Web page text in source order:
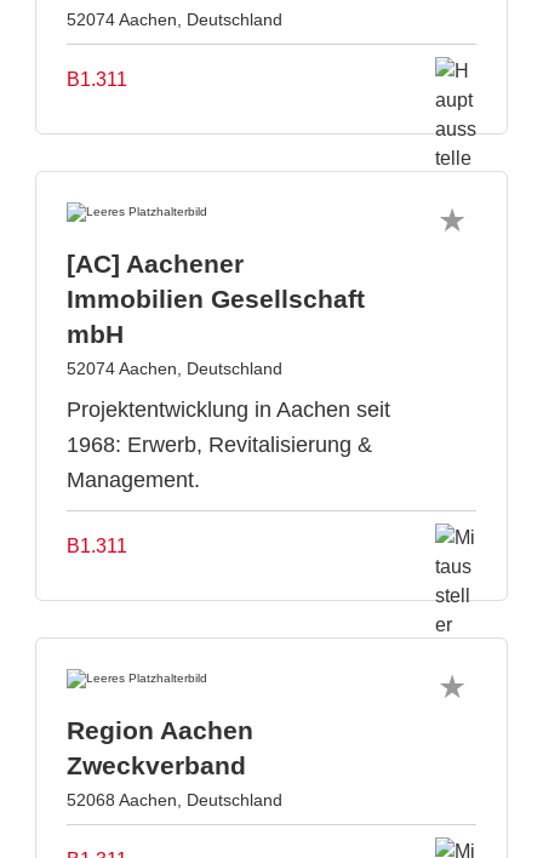
52074 Aachen, Deutschland
B1.311
[AC] Aachener
Immobilien Gesellschaft
mbH
52074 Aachen, Deutschland
Projektentwicklung in Aachen seit
1968: Erwerb, Revitalisierung &
Management.
B1.311
Region Aachen
Zweckverband
52068 Aachen, Deutschland